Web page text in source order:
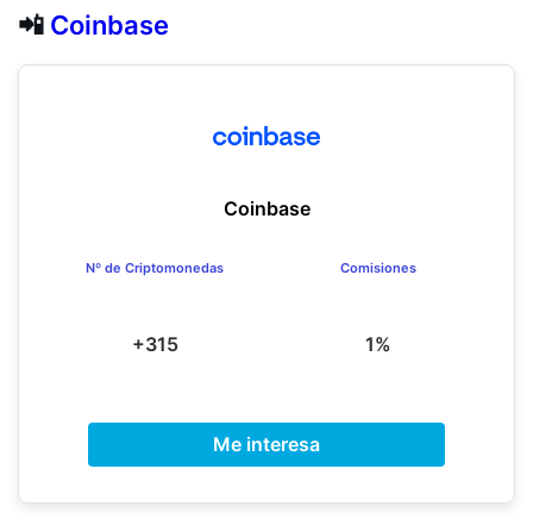
📲 Coinbase
Coinbase
Nº de Criptomonedas
+315
Comisiones
1%
Me interesa